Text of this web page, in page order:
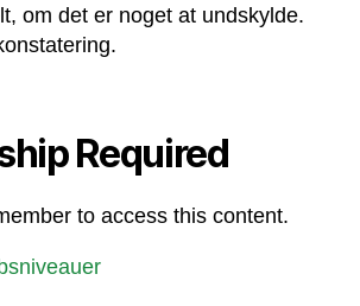
om det er noget at undskylde.
Required
to access this content.